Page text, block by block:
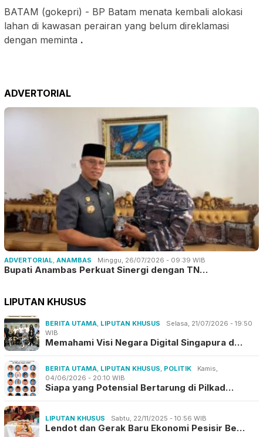
BATAM (gokepri) - BP Batam menata kembali alokasi
lahan di kawasan perairan yang belum direklamasi
dengan meminta .
ADVERTORIAL
ADVERTORIAL, ANAMBAS Minggu, 26/07/2026 - 09:39 WIB
Bupati Anambas Perkuat Sinergi dengan TN…
LIPUTAN KHUSUS
BERITA UTAMA, LIPUTAN KHUSUS
Selasa, 21/07/2026 - 19:50
WIB
Memahami Visi Negara Digital Singapura d…
BERITA UTAMA, LIPUTAN KHUSUS, POLITIK
Kamis,
04/06/2026 - 20:10 WIB
Siapa yang Potensial Bertarung di Pilkad…
LIPUTAN KHUSUS Sabtu, 22/11/2025 - 10:56 WIB
Lendot dan Gerak Baru Ekonomi Pesisir Be…